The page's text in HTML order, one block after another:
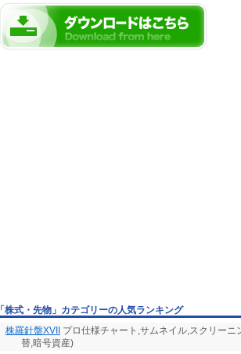
「株式・先物」カテゴリーの人気ランキング
株羅針盤XVII
プロ仕様チャート,サムネイル,スクリー
替,暗号資産)